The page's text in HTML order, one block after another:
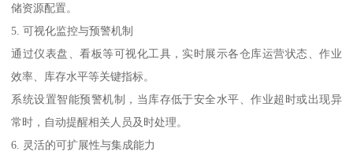
储资源配置。
5. 可视化监控与预警机制
通过仪表盘、看板等可视化工具，实时展示各仓库运营状态、作业
效率、库存水平等关键指标。
系统设置智能预警机制，当库存低于安全水平、作业超时或出现异
常时，自动提醒相关人员及时处理。
6. 灵活的可扩展性与集成能力